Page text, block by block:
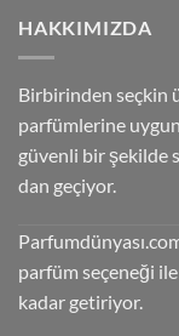
HAKKIMIZDA
Birbirinden seçkin
parfümlerine
güvenli bir şekilde
dan geçiyor.
parfüm seçeneği ile
kadar getiriyor.